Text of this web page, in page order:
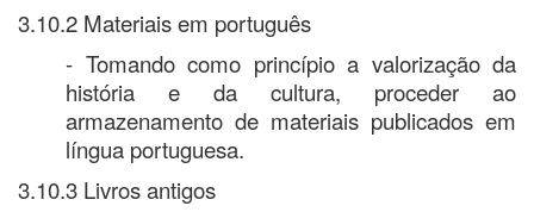
3.10.2 Materiais em português
- Tomando como princípio a valorização da
história e da cultura, proceder ao
armazenamento de materiais publicados em
língua portuguesa.
3.10.3 Livros antigos